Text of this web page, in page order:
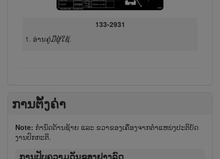
133-2931
ອ່ານຄູ່ມືຜູ້​ໃຊ້.
ການຕັ້ງຄ່າ
Note: ກໍານົດດ້ານຊ້າຍ ແລະ ຂວາຂອງເຄື່ອງຈາກຕໍາແຫນ່ງປະຕິບັດ
ງານປົກກະຕິ.